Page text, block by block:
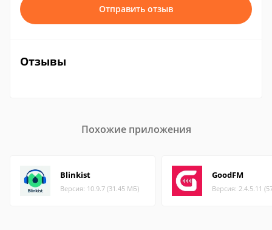
Отправить отзыв
Отзывы
Похожие приложения
Blinkist
Версия: 10.9.7 (31.45 МБ)
GoodFM
Версия: 2.4.5.11